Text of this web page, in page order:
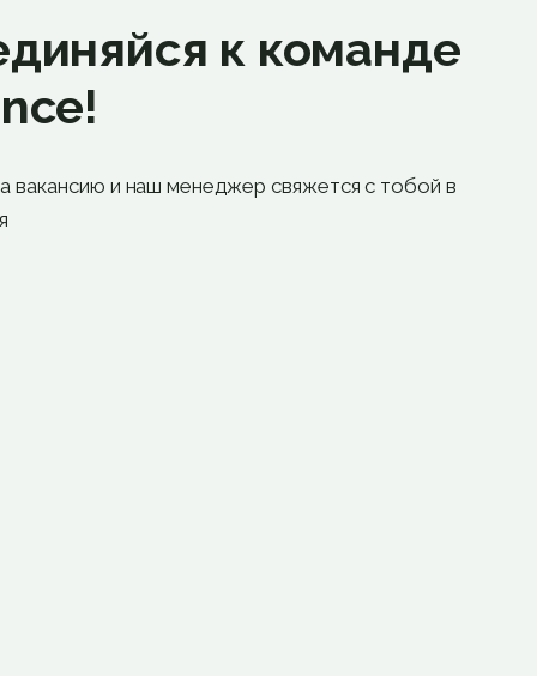
к команде
вакансию и наш менеджер свяжется с тобой в